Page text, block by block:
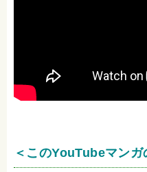
＜このYouTubeマンガ